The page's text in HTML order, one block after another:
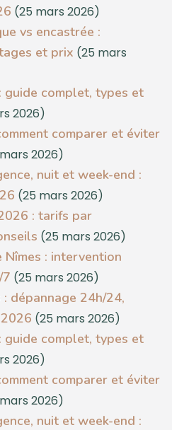
(25 mars 2026)
vs encastrée :
et prix (25 mars
guide complet, types et
2026)
comparer et éviter
2026)
nuit et week-end :
(25 mars 2026)
: tarifs par
(25 mars 2026)
: intervention
(25 mars 2026)
dépannage 24h/24,
(25 mars 2026)
guide complet, types et
2026)
comparer et éviter
2026)
nuit et week-end :